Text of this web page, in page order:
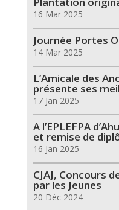
16 Mar 2025
Journée Portes
14 Mar 2025
L’Amicale des
présente ses
17 Jan 2025
A l’EPLEFPA
et remise de
16 Jan 2025
CJAJ, Concours
par les Jeunes
20 Déc 2024